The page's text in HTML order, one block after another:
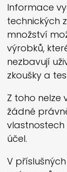
Informace
technických
množství
výrobků,
nezbavují
zkoušky a
Z toho nelze
žádné
účel.
V